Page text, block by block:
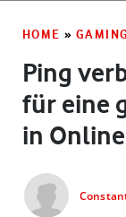
HOME » GAMING
Ping
für eine
in